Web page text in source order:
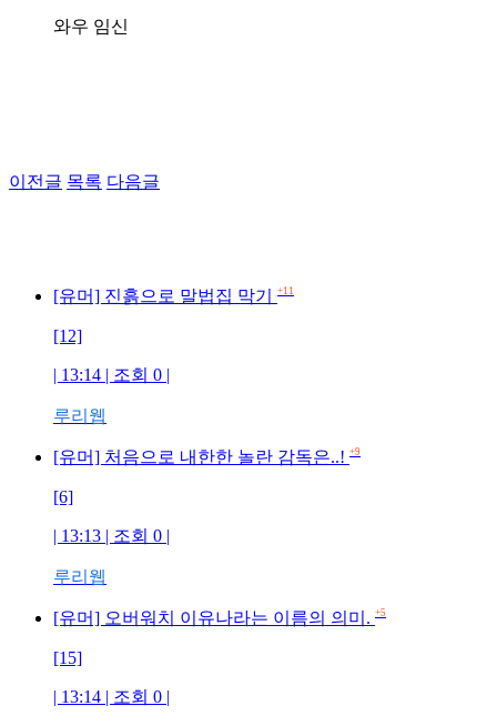
와우 임신
이전글 목록 다음글
[유머] 진흙으로 말법집 막기 +11
[12]
| 13:14 | 조회 0 |
루리웹
[유머] 처음으로 내한한 놀란 감독은..! +9
[6]
| 13:13 | 조회 0 |
루리웹
[유머] 오버워치 이유나라는 이름의 의미. +5
[15]
| 13:14 | 조회 0 |